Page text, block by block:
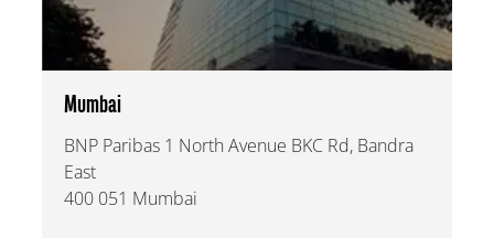
Mumbai
BNP Paribas 1 North Avenue BKC Rd, Bandra
East
400 051 Mumbai